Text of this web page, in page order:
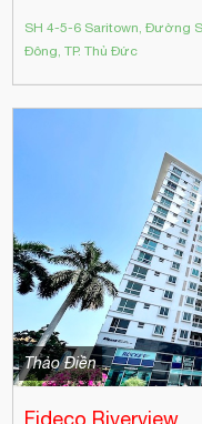
SH 4-5-6 Saritown, Đường
Đông, TP. Thủ Đức
Thảo Điền
Fideco Riverview